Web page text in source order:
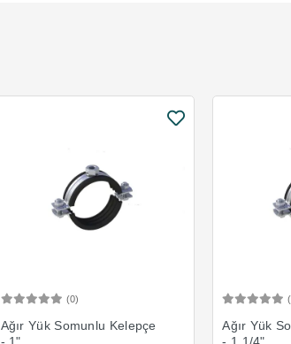
(0)
Ağır Yük Somunlu Kelepçe
Ağır Yük